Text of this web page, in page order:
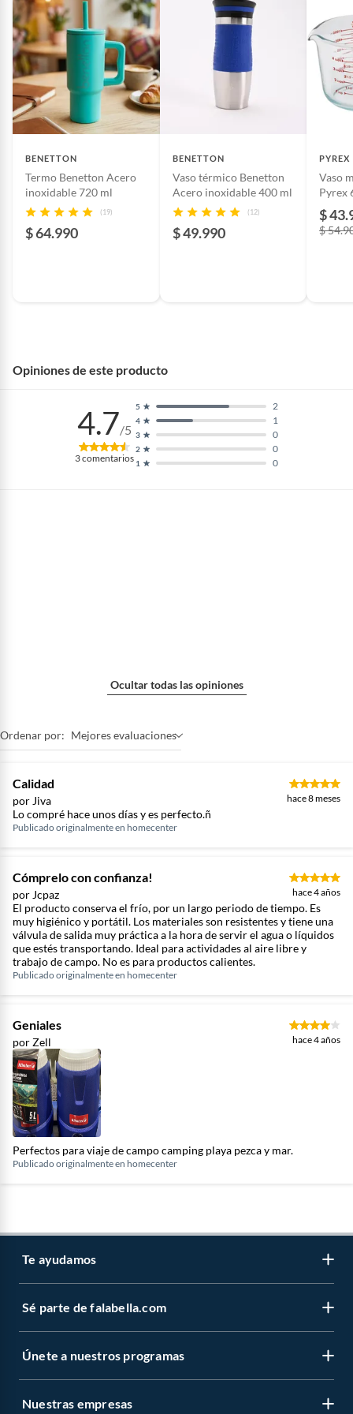
Complementa tu equipo de camping con nuestras
neveras portátiles, canastas de picnic y otros accesorios
que te permitirán mantener tus alimentos y bebidas en
perfecto estado. También puedes encontrar mesas para
exterior y terraza, ideales para disfrutar de tus comidas al
aire libre con mayor comodidad.
BENETTON
Termo Benetton Acero
inoxidable 720 ml
(19)
$ 64.990
BENETTON
Vaso térmico Benetton
Acero inoxidable 400 ml
(12)
$ 49.990
PYREX
Vaso
Pyrex
$
$
Opiniones de este producto
4.7/5
3comentarios 1 0
2 0
3 0
4 1
5 2
Ocultar todas las opiniones
Ordenar por: Mejores evaluaciones
Calidad
por Jiva hace 8 meses
Lo compré hace unos días y es perfecto.ñ
Publicado originalmente en homecenter
Cómprelo con confianza!
por Jcpaz hace 4 años
El producto conserva el frío, por un largo periodo de tiempo. Es
muy higiénico y portátil. Los materiales son resistentes y tiene una
válvula de salida muy práctica a la hora de servir el agua o líquidos
que estés transportando. Ideal para actividades al aire libre y
trabajo de campo. No es para productos calientes.
Publicado originalmente en homecenter
Geniales
por Zell hace 4 años
Perfectos para viaje de campo camping playa pezca y mar.
Publicado originalmente en homecenter
Te ayudamos
Venta telefónica
Información legal
Sé parte de falabella.com
Vende en falabella.com
Únete a nuestros programas
CMR Puntos
Nuestras empresas